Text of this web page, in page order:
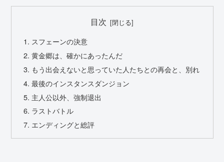
目次
スフェーンの決意
黄金郷は、確かにあったんだ
もう出会えないと思っていた人たちとの再会と、別れ
最後のインスタンスダンジョン
主人公以外、強制退出
ラストバトル
エンディングと総評